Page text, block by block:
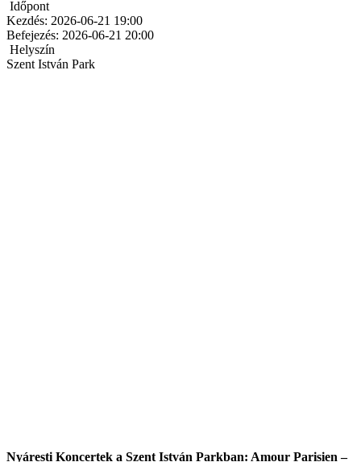
Időpont
Kezdés: 2026-06-21 19:00
Befejezés: 2026-06-21 20:00
Helyszín
Szent István Park
Nyáresti Koncertek a Szent István Parkban: Amour Parisien –